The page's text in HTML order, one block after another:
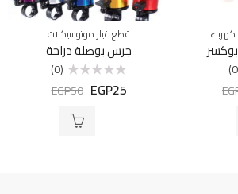
كهرباء قطع غيار موتوسيكلات
جرس بوصلة دراجة
التقييم
(0)
EGP25
EGP50